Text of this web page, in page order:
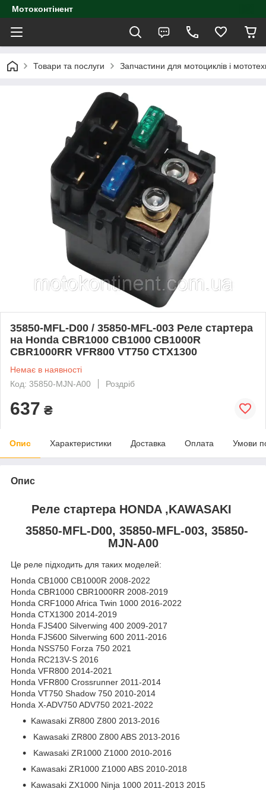
Мотоконтінент
Товари та послуги Запчастини для мотоциклів і
35850-MFL-D00 / 35850-MFL-003 Реле стартера
на Honda CBR1000 CB1000 CB1000R
CBR1000RR VFR800 VT750 CTX1300
Немає в наявності
Код: 35850-MJN-A00
Роздріб
637 ₴
Опис Характеристики Доставка Оплата Умови
Опис
Реле стартера HONDA ,KAWASAKI
35850-MFL-D00, 35850-MFL-003, 35850-
MJN-A00
Це реле підходить для таких моделей:
Honda CB1000 CB1000R 2008-2022
Honda CBR1000 CBR1000RR 2008-2019
Honda CRF1000 Africa Twin 1000 2016-2022
Honda CTX1300 2014-2019
Honda FJS400 Silverwing 400 2009-2017
Honda FJS600 Silverwing 600 2011-2016
Honda NSS750 Forza 750 2021
Honda RC213V-S 2016
Honda VFR800 2014-2021
Honda VFR800 Crossrunner 2011-2014
Honda VT750 Shadow 750 2010-2014
Honda X-ADV750 ADV750 2021-2022
Kawasaki ZR800 Z800 2013-2016
Kawasaki ZR800 Z800 ABS 2013-2016
Kawasaki ZR1000 Z1000 2010-2016
Kawasaki ZR1000 Z1000 ABS 2010-2018
Kawasaki ZX1000 Ninja 1000 2011-2013 2015